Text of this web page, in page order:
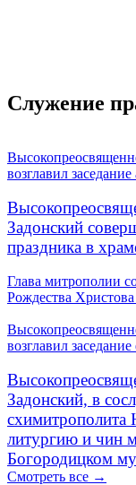
Служение
возглавил
Задонский
праздника в
Глава митрополии
Рождества
возглавил
Задонский, в
схимитрополита
литургию и чин
Богородицком
Смотреть все →